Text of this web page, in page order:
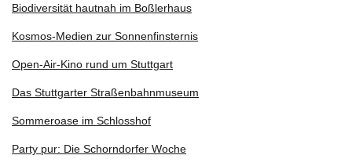
Biodiversität hautnah im Boßlerhaus
Kosmos-Medien zur Sonnenfinsternis
Open-Air-Kino rund um Stuttgart
Das Stuttgarter Straßenbahnmuseum
Sommeroase im Schlosshof
Party pur: Die Schorndorfer Woche